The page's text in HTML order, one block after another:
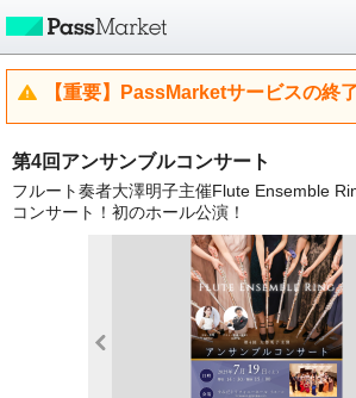
【重要】PassMarketサービスの終
第4回アンサンブルコンサート
フルート奏者大澤明子主催Flute Ensemble
コンサート！初のホール公演！